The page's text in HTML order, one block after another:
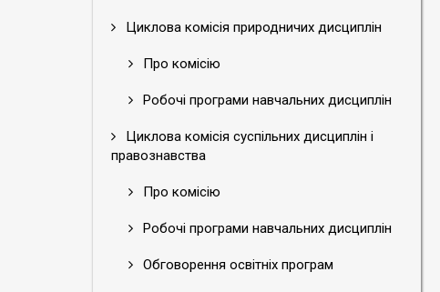
Циклова комісія природничих дисциплін
Про комісію
Робочі програми навчальних дисциплін
Циклова комісія суспільних дисциплін і
правознавства
Про комісію
Робочі програми навчальних дисциплін
Обговорення освітніх програм